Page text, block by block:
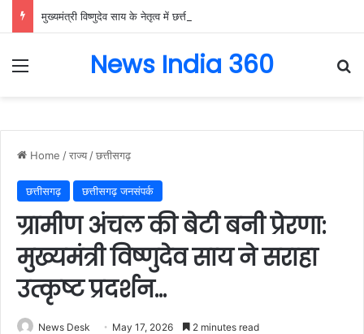
Menu News India 360
Home /राज्य /छत्तीसगढ़
छत्तीसगढ़ छत्तीसगढ़ जनसंपर्क
ग्रामीण अंचल की बेटी बनी प्रेरणा:
मुख्यमंत्री विष्णुदेव साय ने सराहा
उत्कृष्ट प्रदर्शन…
News Desk May 17, 2026 2 minutes read